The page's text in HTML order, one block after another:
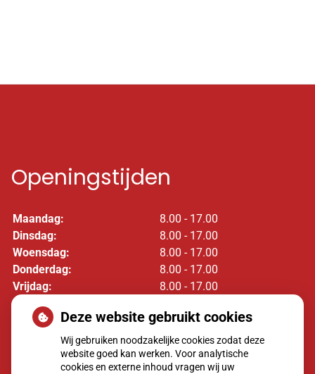
Openingstijden
Maandag:
8.00 - 17.00
Dinsdag:
8.00 - 17.00
Woensdag:
8.00 - 17.00
Donderdag:
8.00 - 17.00
Vrijdag:
8.00 - 17.00
Moet ik naar de dokter?
Deze website gebruikt cookies
Wij gebruiken noodzakelijke cookies zodat deze
website goed kan werken. Voor analytische
cookies en externe inhoud vragen wij uw